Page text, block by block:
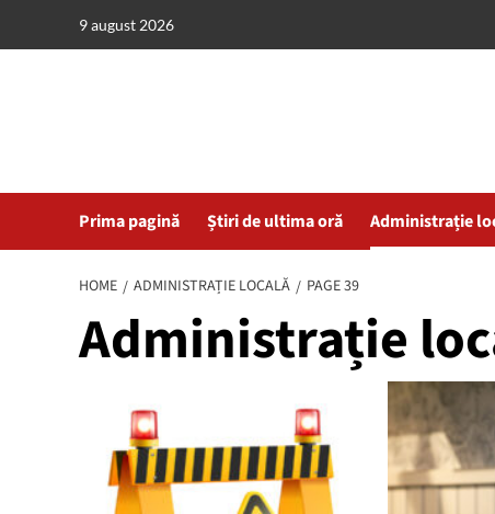
9 august 2026
Prima pagină Știri de ultima oră Administrație
HOME ADMINISTRAȚIE LOCALĂ PAGE 39
Administrație